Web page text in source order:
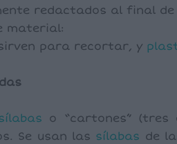
redactados al final de
material:
para recortar, y
o “cartones”
Se usan las sílabas de